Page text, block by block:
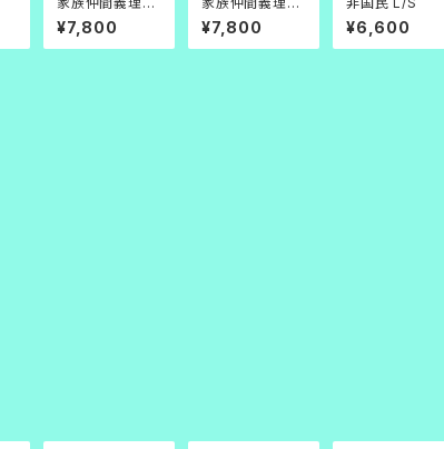
情 L/S 白
¥7,800
情 L/S 白赤
¥7,800 ¥6,600